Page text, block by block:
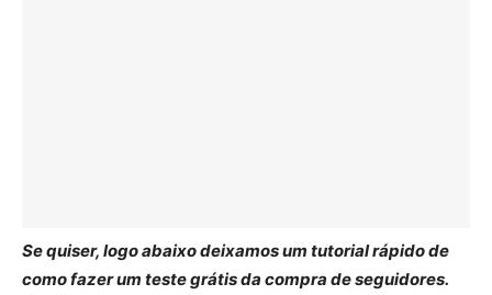
Se quiser, logo abaixo deixamos um tutorial rápido de
como fazer um teste grátis da compra de seguidores.